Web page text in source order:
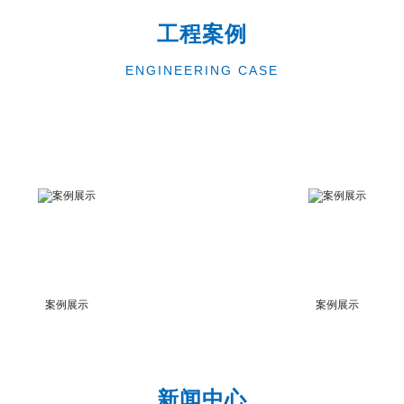
工程案例
ENGINEERING CASE
案例展示 案例展示
新闻中心